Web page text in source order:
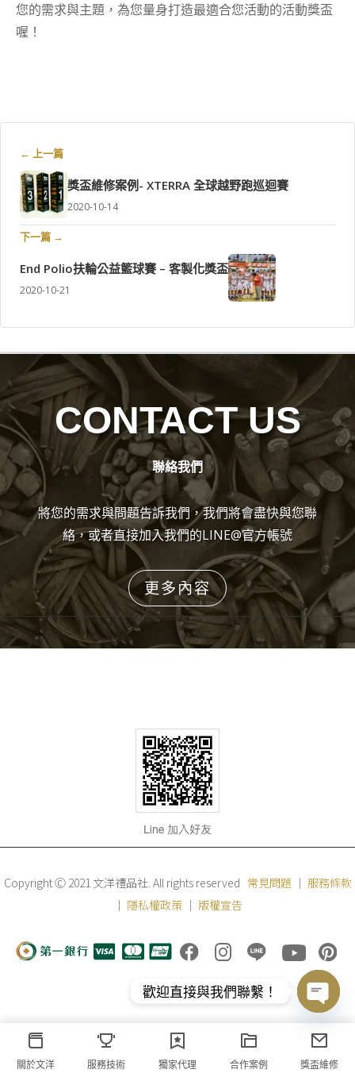
您的需求與主題，為您量身打造最適合您活動的活動獎盃
喔！
← 上一篇
獎盃維修案例- XTERRA 全球越野跑巡迴賽
2020-10-14
下一篇 →
End Polio扶輪公益籃球賽 – 客製化獎盃
2020-10-21
CONTACT US
聯絡我們
將您的需求與問題告訴我們，我們將會盡快與您聯
絡，或者直接加入我們的LINE@官方帳號
更多內容
Copyright Ⓒ 2021 文洋禮品社. All rights reserved 常見問題 ｜ 服務條款
｜ 隱私權政策｜ 版權宣告
關於文洋 服務技術 獨家代理 合作案例 獎盃維修
歡迎直接與我們聯繫！
chaty